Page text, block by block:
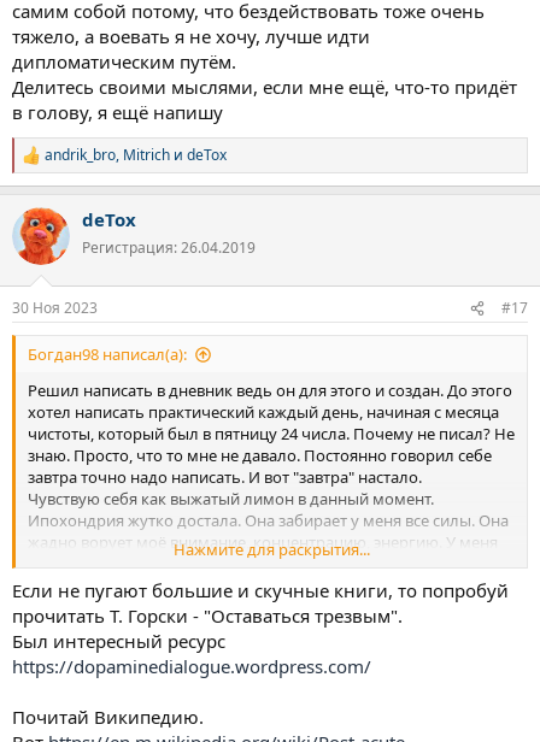
самим собой потому, что бездействовать тоже очень
тяжело, а воевать я не хочу, лучше идти
дипломатическим путём.
Делитесь своими мыслями, если мне ещё, что-то придёт
в голову, я ещё напишу
Р
е
к
ц
и
andrik_bro, Mitrich и deTox
deTox
Регистрация: 26.04.2019
30 Ноя 2023 #17
Богдан98 написал(а):
Решил написать в дневник ведь он для этого и создан. До этого
хотел написать практический каждый день, начиная с месяца
чистоты, который был в пятницу 24 числа. Почему не писал? Не
знаю. Просто, что то мне не давало. Постоянно говорил себе
завтра точно надо написать. И вот "завтра" настало.
Чувствую себя как выжатый лимон в данный момент.
Ипохондрия жутко достала. Она забирает у меня все силы. Она
жадно ворует моё внимание, концентрацию, энергию. У меня
постоянный страх того, что у меня что то с головой, сердцем,
жопой, зрением, рассматриваю странный прыщ на лице с
мыслями, а что если это не просто прыщ и т.д. Ипохондрия во
всей красе. Мерзкая уродина, которая не дает мне полноценно
жить. Эти мысли на фоне постоянно, если я чем то не занят, а
иногда пробиваются даже через концентрацию, когда я занят
донимать и давление по субъективным ощущениям будто
перестало меня мучить. Пульс стал меньше, раньше почти все
Нажмите для раскрытия...
Если не пугают большие и скучные книги, то попробуй
прочитать Т. Горски - "Оставаться трезвым".
Был интересный ресурс
https://dopaminedialogue.wordpress.com/
Почитай Википедию.